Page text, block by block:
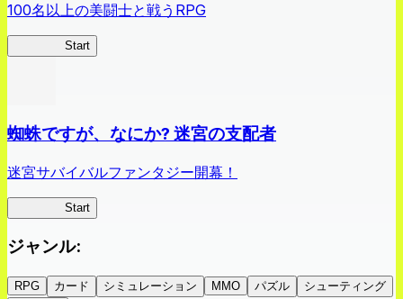
100名以上の美闘士と戦うRPG
Start
蜘蛛ですが、なにか? 迷宮の支配者
迷宮サバイバルファンタジー開幕！
Start
ジャンル:
RPG カード シミュレーション MMO パズル
シューティング